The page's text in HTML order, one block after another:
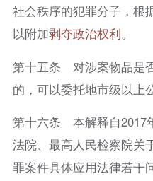
社会秩序的犯罪分子，根
以附加剥夺政治权利。
第十五条 对涉案物品是
的，可以委托地市级以上
第十六条 本解释自2017
法院、最高人民检察院关
罪案件具体应用法律若干